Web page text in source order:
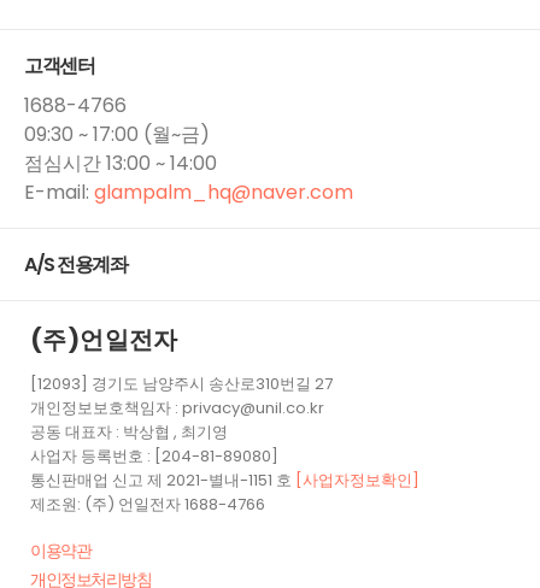
고객센터
1688-4766
09:30 ~ 17:00 (월~금)
점심시간 13:00 ~ 14:00
E-mail: glampalm_hq​@naver.com
A/S 전용계좌
(주)언일전자
[12093] 경기도 남양주시 송산로310번길 27
개인정보보호책임자 : privacy@unil.co.kr
공동 대표자 : 박상협 , 최기영
사업자 등록번호 : [204-81-89080]
통신판매업 신고 제 2021-별내-1151 호 [사업자정보확인]
제조원: (주) 언일전자 1688-4766
이용약관
개인정보처리방침